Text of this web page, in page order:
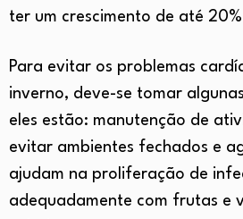
ter um crescimento de até
Para evitar os problemas
inverno, deve-se tomar
eles estão: manutenção de
evitar ambientes fechados e
ajudam na proliferação de
adequadamente com frutas e